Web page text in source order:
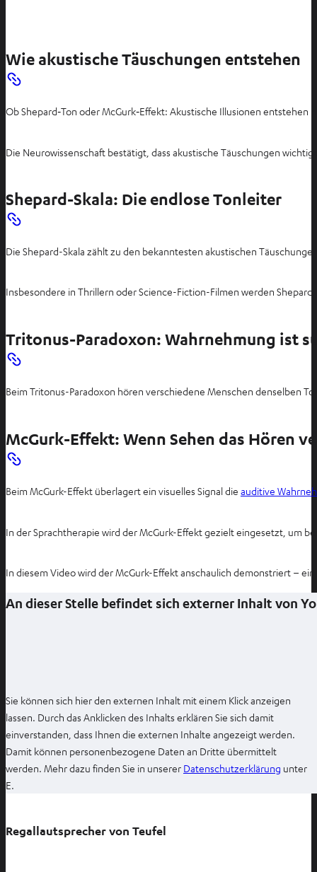
Wie akustische Täuschungen entstehen
Ob Shepard‑Ton oder McGurk‑Effekt: Akustische Illusionen
Die Neurowissenschaft bestätigt, dass akustische Täuschungen
Shepard-Skala: Die endlose Tonleiter
Die Shepard-Skala zählt zu den bekanntesten akustischen
Insbesondere in Thrillern oder Science-Fiction-Filmen werden
Tritonus-Paradoxon: Wahrnehmung ist
Beim Tritonus-Paradoxon hören verschiedene Menschen denselben
McGurk-Effekt: Wenn Sehen das Hören
Beim McGurk-Effekt überlagert ein visuelles Signal die auditive
In der Sprachtherapie wird der McGurk-Effekt gezielt eingesetzt, um
In diesem Video wird der McGurk-Effekt anschaulich demonstriert –
An dieser Stelle befindet sich externer Inhalt von
Sie können sich hier den externen Inhalt mit einem Klick anzeigen
lassen. Durch das Anklicken des Inhalts erklären Sie sich damit
einverstanden, dass Ihnen die externen Inhalte angezeigt werden.
Damit können personenbezogene Daten an Dritte übermittelt
werden. Mehr dazu finden Sie in unserer Datenschutzerklärung unter
E.
Regallautsprecher von Teufel